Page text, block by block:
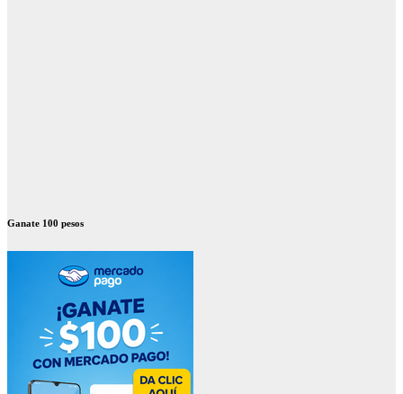
Ganate 100 pesos